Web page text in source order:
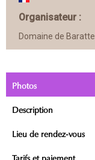
Organisateur :
Domaine de Baratte
Photos
Description
Lieu de rendez-vous
Tarifs et paiement